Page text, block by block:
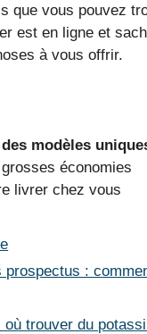
que vous pouvez
est en ligne et
à vous offrir.
modèles
économies
livrer chez vous
prospectus :
où trouver du